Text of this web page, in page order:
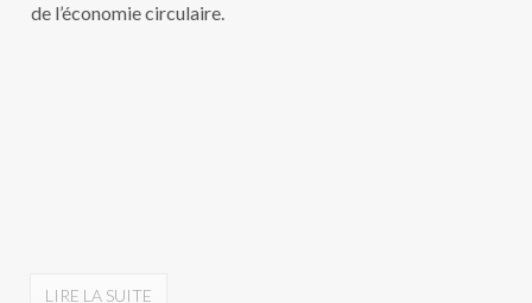
de l’économie circulaire.
LIRE LA SUITE